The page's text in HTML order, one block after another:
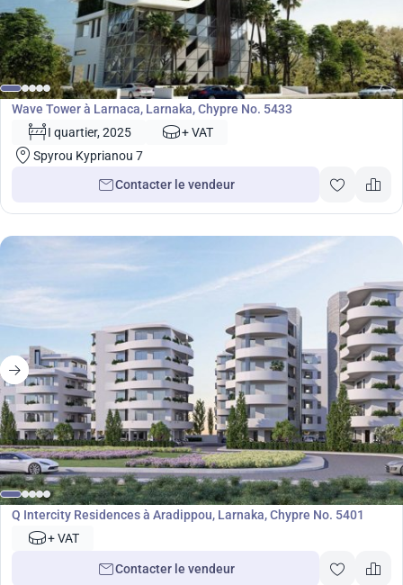
Développement
Wave Tower à Larnaca, Larnaka, Chypre No. 5433
I quartier, 2025
+ VAT
Spyrou Kyprianou 7
Contacter le vendeur
Développement
Q Intercity Residences à Aradippou, Larnaka, Chypre No. 5401
+ VAT
Contacter le vendeur